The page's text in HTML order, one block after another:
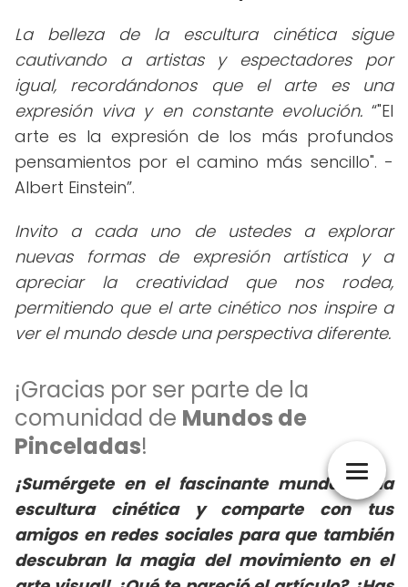
La belleza de la escultura cinética sigue
cautivando a artistas y espectadores por
igual, recordándonos que el arte es una
expresión viva y en constante evolución.
"El
arte es la expresión de los más profundos
pensamientos por el camino más sencillo". -
Albert Einstein .
Invito a cada uno de ustedes a explorar
nuevas formas de expresión artística y a
apreciar la creatividad que nos rodea,
permitiendo que el arte cinético nos inspire a
ver el mundo desde una perspectiva diferente.
¡Gracias por ser parte de la
comunidad de Mundos de
Pinceladas!
¡Sumérgete en el fascinante mundo de la
escultura cinética y comparte con tus
amigos en redes sociales para que también
descubran la magia del movimiento en el